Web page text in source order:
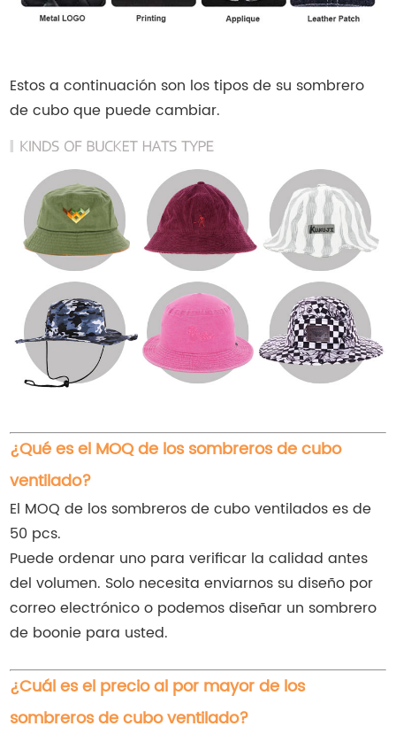
Estos a continuación son los tipos de su sombrero
de cubo que puede cambiar.
¿Qué es el MOQ de los sombreros de cubo
ventilado?
El MOQ de los sombreros de cubo ventilados es de
50 pcs.
Puede ordenar uno para verificar la calidad antes
del volumen. Solo necesita enviarnos su diseño por
correo electrónico o podemos diseñar un sombrero
de boonie para usted.
¿Cuál es el precio al por mayor de los
sombreros de cubo ventilado?